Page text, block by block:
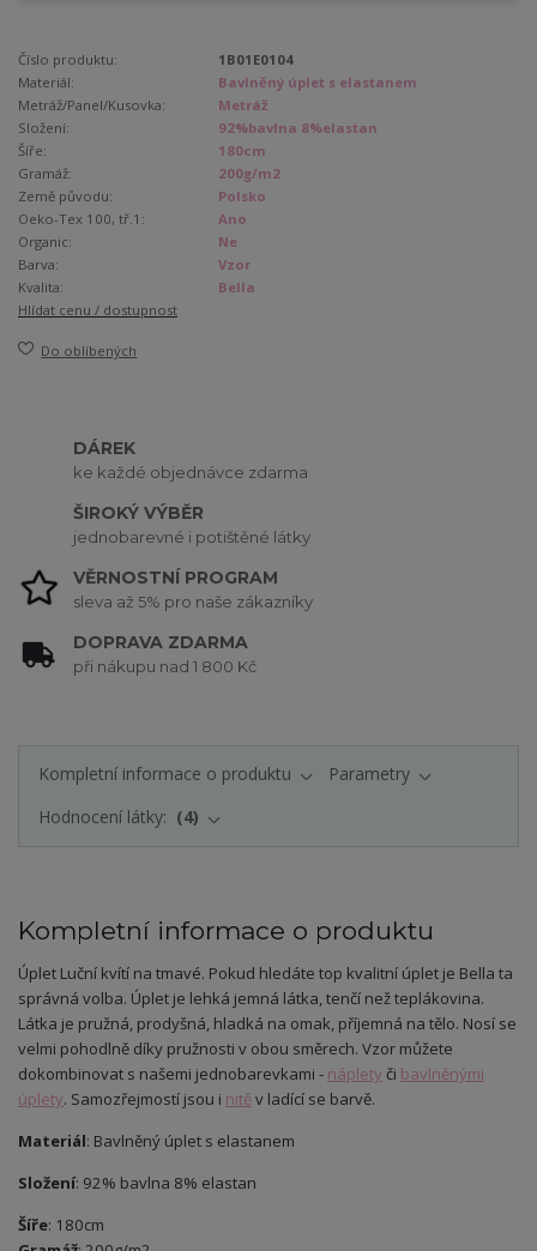
Číslo produktu:
1B01E0104
Materiál:
Bavlněný úplet s elastanem
Metráž/Panel/Kusovka:
Metráž
Složení:
92%bavlna 8%elastan
Šíře:
180cm
Gramáž:
200g/m2
Země původu:
Polsko
Oeko-Tex 100, tř.1:
Ano
Organic:
Ne
Barva:
Vzor
Kvalita:
Bella
Hlídat cenu / dostupnost
Do oblíbených
DÁREK
ke každé objednávce zdarma
ŠIROKÝ VÝBĚR
jednobarevné i potištěné látky
VĚRNOSTNÍ PROGRAM
sleva až 5% pro naše zákazníky
DOPRAVA ZDARMA
při nákupu nad 1 800 Kč
Kompletní informace o produktu
Parametry
Hodnocení látky:
4
Kompletní informace o produktu
Úplet Luční kvítí na tmavé. Pokud hledáte top kvalitní úplet je Bella ta
správná volba. Úplet je lehká jemná látka, tenčí než teplákovina.
Látka je pružná, prodyšná, hladká na omak, příjemná na tělo. Nosí se
velmi pohodlně díky pružnosti v obou směrech. Vzor můžete
dokombinovat s našemi jednobarevkami - náplety či bavlněnými
úplety. Samozřejmostí jsou i nitěv ladící se barvě.
Materiál: Bavlněný úplet s elastanem
Složení: 92% bavlna 8% elastan
Šíře: 180cm